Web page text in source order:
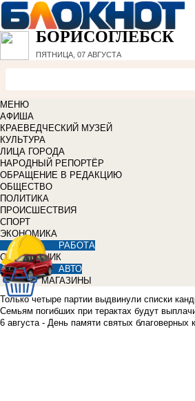
БОРИСОГЛЕБСК
ПЯТНИЦА, 07 АВГУСТА
МЕНЮ
АФИША
КРАЕВЕДЧЕСКИЙ МУЗЕЙ
КУЛЬТУРА
ЛИЦА ГОРОДА
НАРОДНЫЙ РЕПОРТЁР
ОБРАЩЕНИЕ В РЕДАКЦИЮ
ОБЩЕСТВО
ПОЛИТИКА
ПРОИСШЕСТВИЯ
СПОРТ
ЭКОНОМИКА
РАБОТА
СПРАВОЧНИК
АВТО
МАГАЗИНЫ
Только четыре партии выдвинули списки
Семьям погибших при терактах будут
6 августа - День памяти святых благоверных